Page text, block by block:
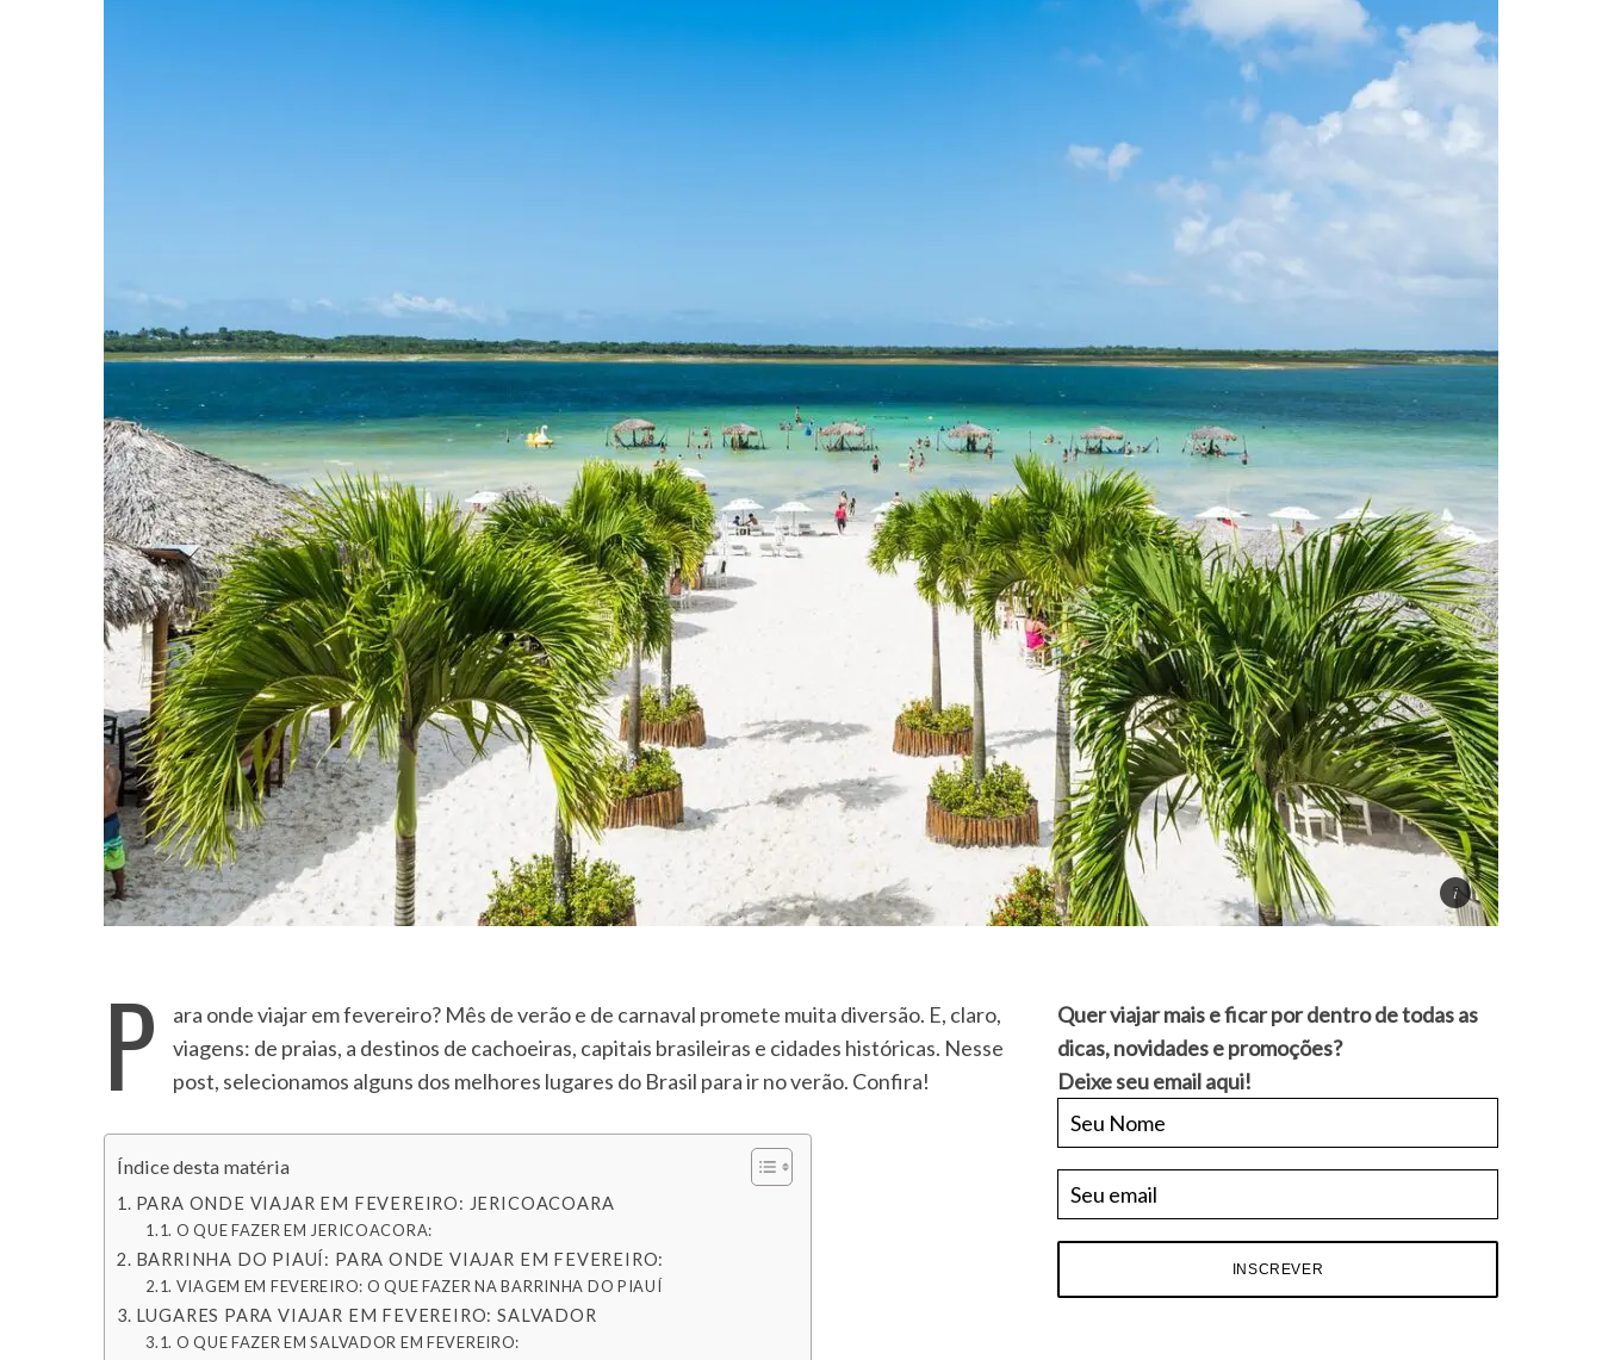
P
ara onde viajar em fevereiro? Mês de verão e de carnaval promete muita diversão. E, claro,
viagens: de praias, a destinos de cachoeiras, capitais brasileiras e cidades históricas. Nesse
post, selecionamos alguns dos melhores lugares do Brasil para ir no verão. Confira!
Índice desta matéria
PARA ONDE VIAJAR EM FEVEREIRO: JERICOACOARA
O QUE FAZER EM JERICOACORA:
BARRINHA DO PIAUÍ: PARA ONDE VIAJAR EM FEVEREIRO:
VIAGEM EM FEVEREIRO: O QUE FAZER NA BARRINHA DO PIAUÍ
LUGARES PARA VIAJAR EM FEVEREIRO: SALVADOR
O QUE FAZER EM SALVADOR EM FEVEREIRO:
Quer viajar mais e ficar por dentro de todas as
dicas, novidades e promoções?
Deixe seu email aqui!
e
a
r
c
h
f